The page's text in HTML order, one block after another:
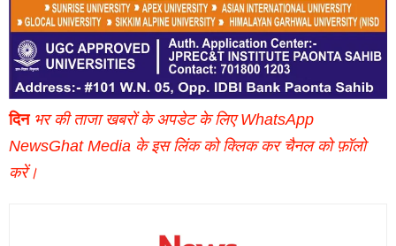
दिनभर की ताजा खबरों के अपडेट के लिए WhatsApp
NewsGhat Media के इस लिंक को क्लिक कर चैनल को फ़ॉलो
करें।